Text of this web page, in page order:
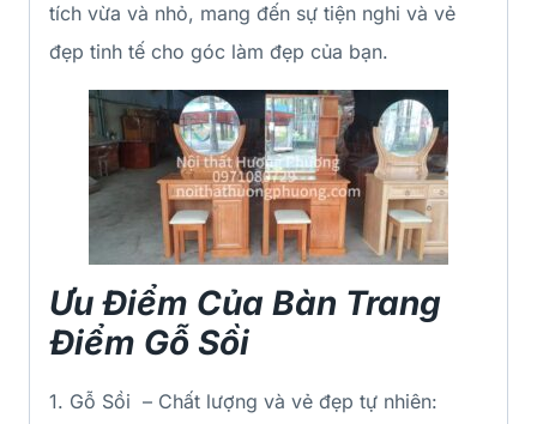
tích vừa và nhỏ, mang đến sự tiện nghi và vẻ
đẹp tinh tế cho góc làm đẹp của bạn.
Ưu Điểm Của Bàn Trang
Điểm Gỗ Sồi
1. Gỗ Sồi – Chất lượng và vẻ đẹp tự nhiên: